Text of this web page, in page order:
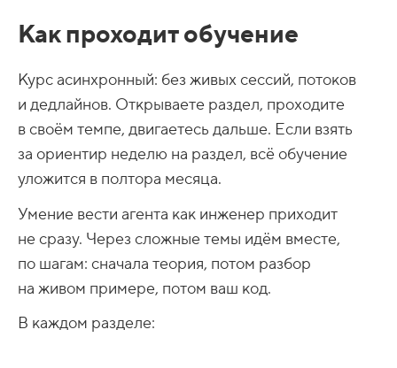
Как проходит обучение
Курс асинхронный: без живых сессий, потоков
и дедлайнов. Открываете раздел, проходите
в своём темпе, двигаетесь дальше. Если взять
за ориентир неделю на раздел, всё обучение
уложится в полтора месяца.
Умение вести агента как инженер приходит
не сразу. Через сложные темы идём вместе,
по шагам: сначала теория, потом разбор
на живом примере, потом ваш код.
В каждом разделе: